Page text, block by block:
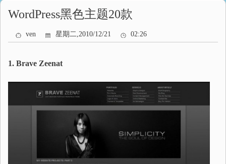
WordPress黑色主题20款
ven 星期二,2010/12/21 02:26
1. Brave Zeenat